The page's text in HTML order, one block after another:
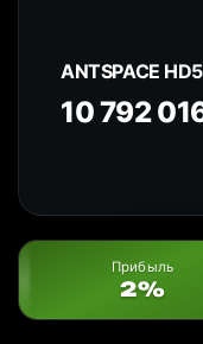
ANTSPACE HD5
10 792
Прибыль
2%